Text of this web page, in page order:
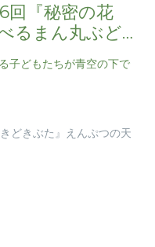
回『秘密の花
るまん丸ぶど
子どもたちが青空の下で